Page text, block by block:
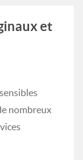
et
nombreux